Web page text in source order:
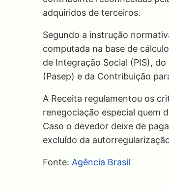
adquiridos de terceiros.
Segundo a instrução
computada na base de
de Integração Social (PIS),
(Pasep) e da Contribuição
A Receita regulamentou os
renegociação especial quem
Caso o devedor deixe de
excluído da
Fonte: Agência Brasil